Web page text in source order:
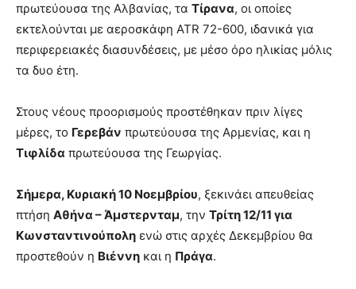
πρωτεύουσα της Αλβανίας, τα Τίρανα, οι οποίες
εκτελούνται με αεροσκάφη ATR 72-600, ιδανικά για
περιφερειακές διασυνδέσεις, με μέσο όρο ηλικίας μόλις
τα δυο έτη.
Στους νέους προορισμούς προστέθηκαν πριν λίγες
μέρες, το Γερεβάν πρωτεύουσα της Αρμενίας, και η
Τιφλίδα πρωτεύουσα της Γεωργίας.
Σήμερα, Κυριακή 10 Νοεμβρίου, ξεκινάει απευθείας
πτήση Αθήνα – Άμστερνταμ, την Τρίτη 12/11 για
Κωνσταντινούπολη ενώ στις αρχές Δεκεμβρίου θα
προστεθούν η Βιέννη και η Πράγα.